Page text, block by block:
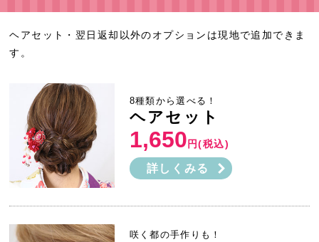
ヘアセット・翌日返却以外のオプションは現地で追加できま
す。
8種類から選べる！
ヘアセット
1,650 円(税込)
詳しくみる
咲く都の手作りも！